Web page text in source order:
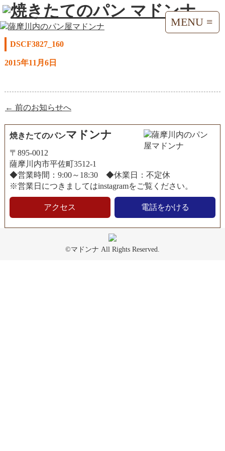
MENU ≡
DSCF3827_160
2015年11月6日
← 前のお知らせへ
焼きたてのパンマドンナ
〒895-0012
薩摩川内市平佐町3512-1
◆営業時間：9:00～18:30 ◆休業日：不定休
※営業日につきましてはinstagramをご覧ください。
アクセス 電話をかける
©マドンナ All Rights Reserved.